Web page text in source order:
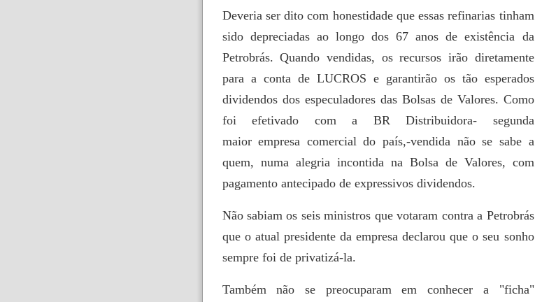
Deveria ser dito com honestidade que essas refinarias tinham
sido depreciadas ao longo dos 67 anos de existência da
Petrobrás. Quando vendidas, os recursos irão diretamente
para a conta de LUCROS e garantirão os tão esperados
dividendos dos especuladores das Bolsas de Valores. Como
foi efetivado com a BR Distribuidora- segunda
maior empresa comercial do país,-vendida não se sabe a
quem, numa alegria incontida na Bolsa de Valores, com
pagamento antecipado de expressivos dividendos.
Não sabiam os seis ministros que votaram contra a Petrobrás
que o atual presidente da empresa declarou que o seu sonho
sempre foi de privatizá-la.
Também não se preocuparam em conhecer a "ficha"